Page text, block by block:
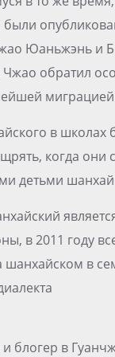
Юаньжэнь и
обратил
в школах
когда они
детьми
в 2011 году
шанхайском в
блогер в